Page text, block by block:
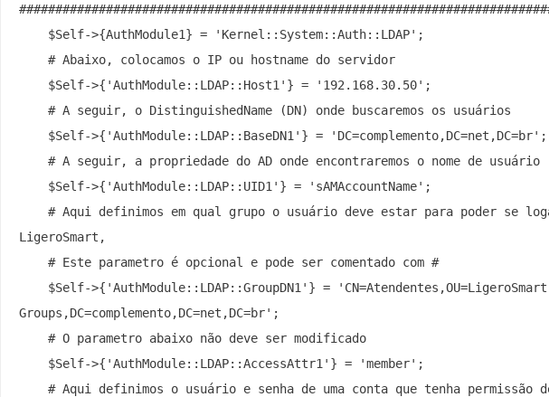
$Self->{AuthModule1} = 'Kernel::System::Auth::LDAP';
# Abaixo, colocamos o IP ou hostname do servidor
$Self->{'AuthModule::LDAP::Host1'} = '192.168.30.50';
# A seguir, o DistinguishedName (DN) onde buscaremos os usuários
$Self->{'AuthModule::LDAP::BaseDN1'} = 'DC=complemento,DC=net,DC=br';
# A seguir, a propriedade do AD onde encontraremos o nome de usuário
$Self->{'AuthModule::LDAP::UID1'} = 'sAMAccountName';
# Aqui definimos em qual grupo o usuário deve estar para poder se
LigeroSmart,
# Este parametro é opcional e pode ser comentado com #
$Self->{'AuthModule::LDAP::GroupDN1'} = 'CN=Atendentes,OU=LigeroSmart
Groups,DC=complemento,DC=net,DC=br';
# O parametro abaixo não deve ser modificado
$Self->{'AuthModule::LDAP::AccessAttr1'} = 'member';
# Aqui definimos o usuário e senha de uma conta que tenha permissão